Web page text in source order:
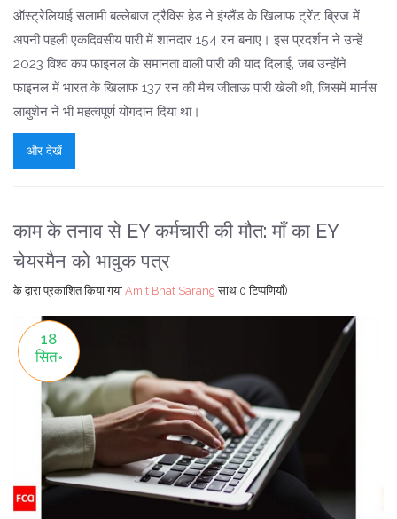
ऑस्ट्रेलियाई सलामी बल्लेबाज ट्रैविस हेड ने इंग्लैंड के खिलाफ ट्रेंट ब्रिज में
अपनी पहली एकदिवसीय पारी में शानदार 154 रन बनाए। इस प्रदर्शन ने उन्हें
2023 विश्व कप फाइनल के समानता वाली पारी की याद दिलाई, जब उन्होंने
फाइनल में भारत के खिलाफ 137 रन की मैच जीताऊ पारी खेली थी, जिसमें मार्नस
लाबुशेन ने भी महत्वपूर्ण योगदान दिया था।
और देखें
काम के तनाव से EY कर्मचारी की मौत: माँ का EY
चेयरमैन को भावुक पत्र
के द्वारा प्रकाशित किया गया Amit Bhat Sarang साथ 0 टिप्पणियाँ)
18
सित॰